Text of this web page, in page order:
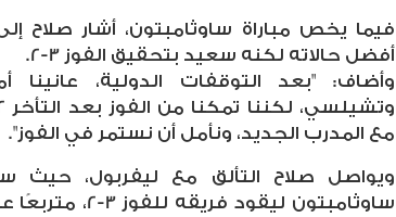
فيما يخص مباراة ساوثامبتون، أشار صلاح
أفضل حالاته لكنه سعيد بتحقيق الفوز 3-2.
وأضاف: "بعد التوقفات الدولية،
مع المدرب الجديد، ونأمل أن نستمر في الفوز".
ويواصل صلاح التألق مع ليفربول،